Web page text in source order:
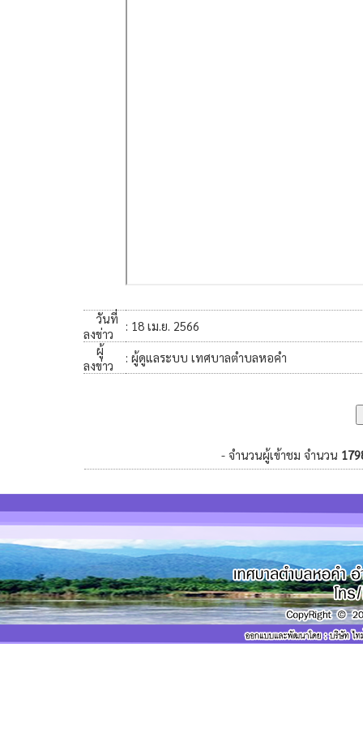
วันที่
ลงข่าว
: 18 เม.ย. 2566
ผู้
ลงข่าว
: ผู้ดูแลระบบ เทศบาลตำบลหอคำ
- จำนวนผู้เข้าชม จำนวน